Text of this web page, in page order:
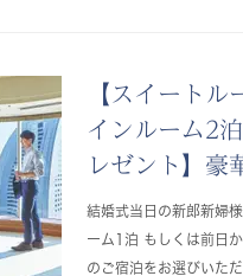
【スイート
インルーム2
レゼント】豪
結婚式当日の新郎新婦
ーム1泊 もしくは前日
のご宿泊をお選びいた